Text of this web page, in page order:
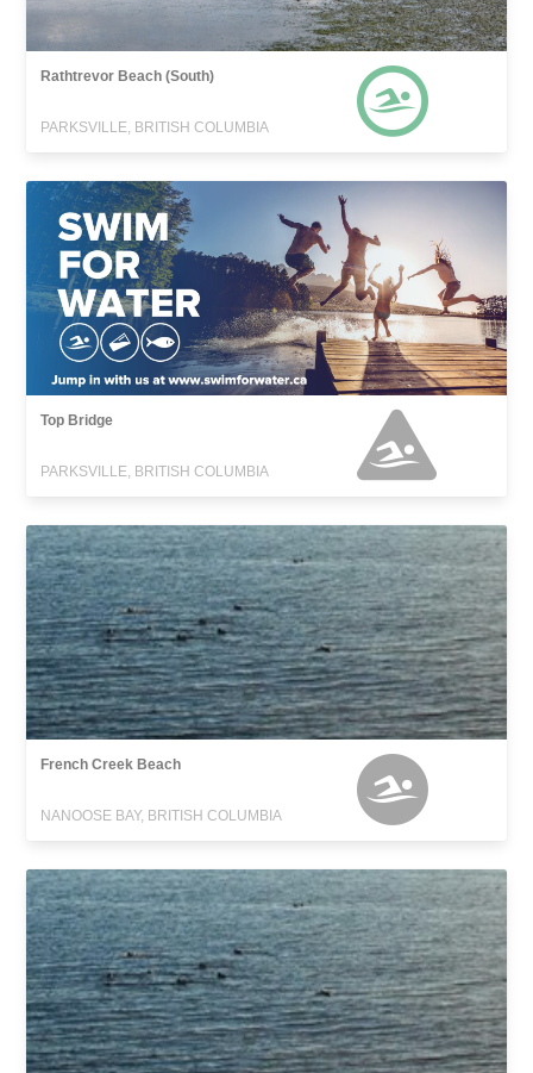
Rathtrevor Beach (South)
PARKSVILLE, BRITISH COLUMBIA
Top Bridge
PARKSVILLE, BRITISH COLUMBIA
French Creek Beach
NANOOSE BAY, BRITISH COLUMBIA